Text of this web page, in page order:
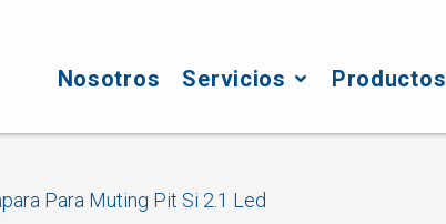
Nosotros Servicios Productos
Para Muting Pit Si 2.1 Led